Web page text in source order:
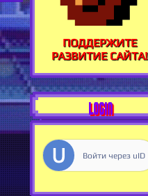
ПОДДЕРЖИТЕ
РАЗВИТИЕ САЙТА!
LOGIN
Войти через uID